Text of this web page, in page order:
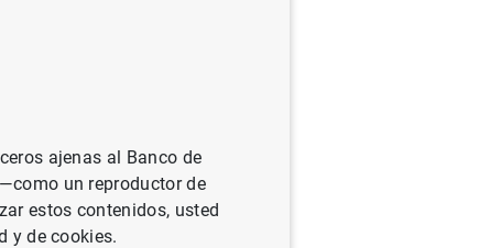
ajenas al Banco de
un reproductor de
estos contenidos, usted
y de cookies.